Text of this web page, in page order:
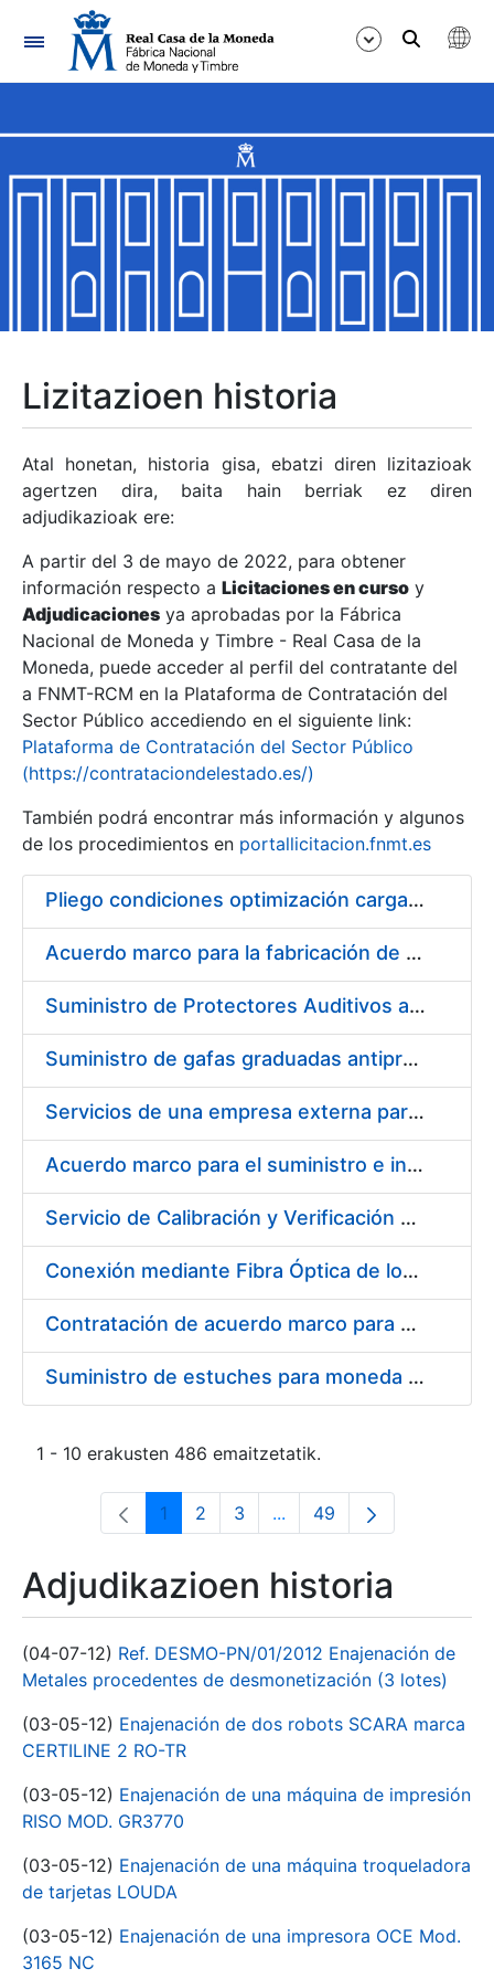
Nabigazioa
Erakutsi/Ezkutatu
Erakutsi/Ezkutatu
Erakutsi/Ezkutatu
Erakutsi/Ezkutatu
Erakutsi/Ezkutatu
Erakutsi/Ezkutatu
Erakutsi/Ezkutatu
Erakutsi/Ezkutatu
Lizitazioen historia
Atal honetan, historia gisa, ebatzi diren lizitazioak
agertzen dira, baita hain berriak ez diren
adjudikazioak ere:
A partir del 3 de mayo de 2022, para obtener
información respecto a Licitaciones en curso y
Adjudicaciones ya aprobadas por la Fábrica
Nacional de Moneda y Timbre - Real Casa de la
Moneda, puede acceder al perfil del contratante del
a FNMT-RCM en la Plataforma de Contratación del
Sector Público accediendo en el siguiente link:
Plataforma de Contratación del Sector Público
(https://contrataciondelestado.es/)
También podrá encontrar más información y algunos
de los procedimientos en portallicitacion.fnmt.es
Pliego condiciones optimización cargas compras firmado
Acuerdo marco para la fabricación de piezas
Suministro de Protectores Auditivos a medida para las personas trabajadoras de los Centros de Trabajo de Madrid y Burgos
Suministro de gafas graduadas antiproyecciones para los trabajadores de la FNMT-RCM en los centros de trabajo de Madrid y Burgos
Servicios de una empresa externa para el asesoramiento y resolución de los recursos de alzada que se presentan relacionados con procesos de selección para la FNMT-RCM
Acuerdo marco para el suministro e instalación de persianas, estores y otros complementos
Servicio de Calibración y Verificación Externa de los Equipos de Medición del Servicio de Prevención de la FNMT-RCM
Conexión mediante Fibra Óptica de los Centros de Proceso de Datos (CPDs) de las sedes de la FNMT-RCM de Burgos y Madrid
Contratación de acuerdo marco para el Suministro de Material de Electricidad para la Fábrica Nacional de Moneda y Timbre-Real Casa de la Moneda en su centro de trabajo de Burgos
Suministro de estuches para moneda de 30 €
1 - 10 erakusten 486 emaitzetatik.
Orrialdea
1 Orrialdea
2 Orrialdea
3 ...Intermediate Pages Use
Orrialdea
49
Adjudikazioen historia
(04-07-12) Ref. DESMO-PN/01/2012 Enajenación de
Metales procedentes de desmonetización (3 lotes)
(03-05-12) Enajenación de dos robots SCARA marca
CERTILINE 2 RO-TR
(03-05-12) Enajenación de una máquina de impresión
RISO MOD. GR3770
(03-05-12) Enajenación de una máquina troqueladora
de tarjetas LOUDA
(03-05-12) Enajenación de una impresora OCE Mod.
3165 NC